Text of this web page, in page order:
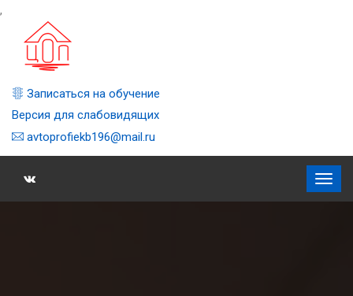
,
Записаться на обучение
Версия для слабовидящих
avtoprofiekb196@mail.ru